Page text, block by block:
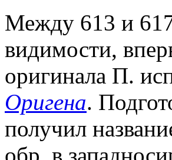
Между 613 и 617
видимости,
оригинала П.
Оригена.
получил
обр. в